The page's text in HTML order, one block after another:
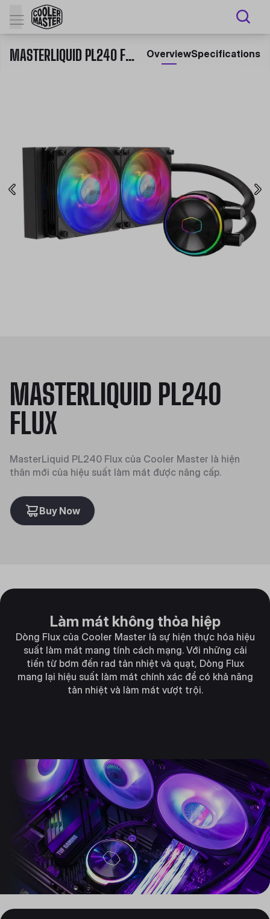
MASTERLIQUID PL240 FLUX OverviewSpecifications
MASTERLIQUID PL240
FLUX
MasterLiquid PL240 Flux của Cooler Master là hiện
thân mới của hiệu suất làm mát được nâng cấp.
Buy Now
Làm mát không thỏa hiệp
Dòng Flux của Cooler Master là sự hiện thực hóa hiệu
suất làm mát mang tính cách mạng. Với những cải
tiến từ bơm đến rad tản nhiệt và quạt, Dòng Flux
mang lại hiệu suất làm mát chính xác để có khả năng
tản nhiệt và làm mát vượt trội.